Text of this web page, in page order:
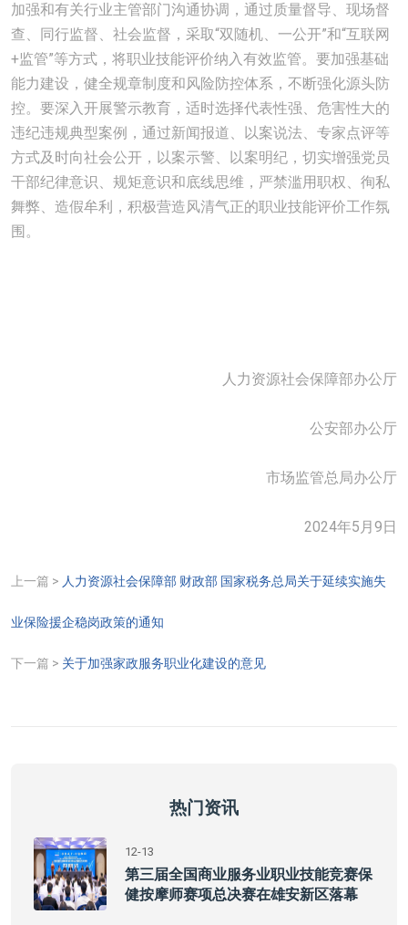
加强和有关行业主管部门沟通协调，通过质量督导、现场督
查、同行监督、社会监督，采取“双随机、一公开”和“互联网
+监管”等方式，将职业技能评价纳入有效监管。要加强基础
能力建设，健全规章制度和风险防控体系，不断强化源头防
控。要深入开展警示教育，适时选择代表性强、危害性大的
违纪违规典型案例，通过新闻报道、以案说法、专家点评等
方式及时向社会公开，以案示警、以案明纪，切实增强党员
干部纪律意识、规矩意识和底线思维，严禁滥用职权、徇私
舞弊、造假牟利，积极营造风清气正的职业技能评价工作氛
围。
人力资源社会保障部办公厅
公安部办公厅
市场监管总局办公厅
2024年5月9日
上一篇 > 人力资源社会保障部 财政部 国家税务总局关于延续实施失
业保险援企稳岗政策的通知
下一篇 > 关于加强家政服务职业化建设的意见
热门资讯
12-13
第三届全国商业服务业职业技能竞赛保
健按摩师赛项总决赛在雄安新区落幕